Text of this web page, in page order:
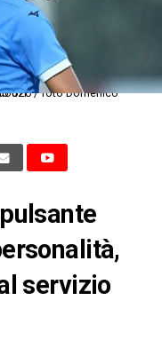
Guendouzi
servizio